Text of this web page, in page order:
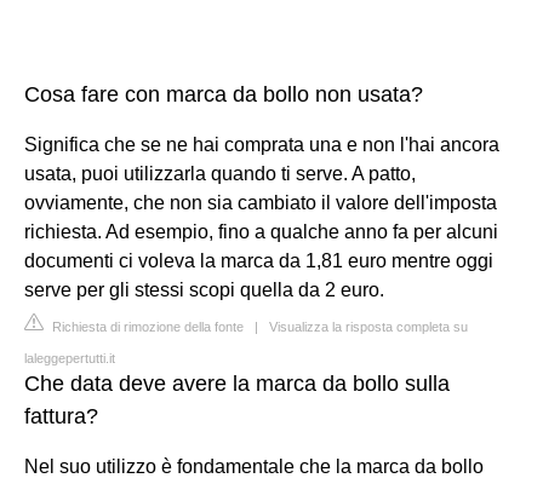
Cosa fare con marca da bollo non usata?
Significa che se ne hai comprata una e non l'hai ancora
usata, puoi utilizzarla quando ti serve. A patto,
ovviamente, che non sia cambiato il valore dell'imposta
richiesta. Ad esempio, fino a qualche anno fa per alcuni
documenti ci voleva la marca da 1,81 euro mentre oggi
serve per gli stessi scopi quella da 2 euro.
Richiesta di rimozione della fonte | Visualizza la risposta completa su
laleggepertutti.it
Che data deve avere la marca da bollo sulla
fattura?
Nel suo utilizzo è fondamentale che la marca da bollo